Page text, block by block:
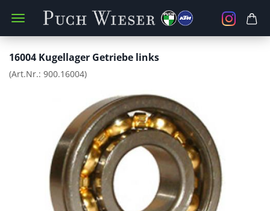
16004 Kugellager Getriebe links
(Art.Nr.: 900.16004)